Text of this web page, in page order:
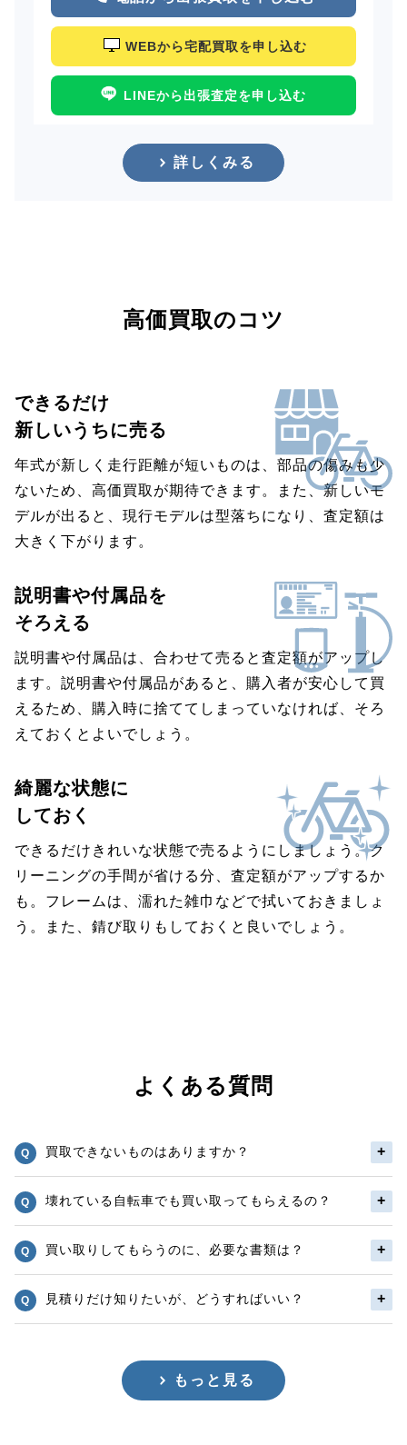
WEBから宅配買取を申し込む
LINEから出張査定を申し込む
詳しくみる
高価買取のコツ
できるだけ
新しいうちに売る
年式が新しく走行距離が短いものは、部品の傷みも少
ないため、高価買取が期待できます。また、新しいモ
デルが出ると、現行モデルは型落ちになり、査定額は
大きく下がります。
説明書や付属品を
そろえる
説明書や付属品は、合わせて売ると査定額がアップし
ます。説明書や付属品があると、購入者が安心して買
えるため、購入時に捨ててしまっていなければ、そろ
えておくとよいでしょう。
綺麗な状態に
しておく
できるだけきれいな状態で売るようにしましょう。ク
リーニングの手間が省ける分、査定額がアップするか
も。フレームは、濡れた雑巾などで拭いておきましょ
う。また、錆び取りもしておくと良いでしょう。
よくある質問
買取できないものはありますか？
壊れている自転車でも買い取ってもらえるの？
買い取りしてもらうのに、必要な書類は？
見積りだけ知りたいが、どうすればいい？
もっと見る